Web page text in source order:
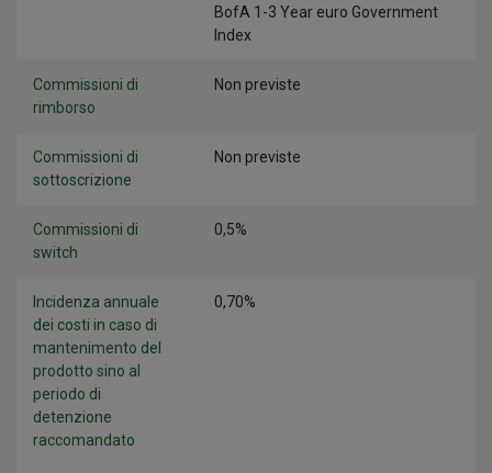
BofA 1-3 Year euro Government
Index
Commissioni di
rimborso
Non previste
Commissioni di
sottoscrizione
Non previste
Commissioni di
switch
0,5%
Incidenza annuale
dei costi in caso di
mantenimento del
prodotto sino al
periodo di
detenzione
raccomandato
0,70%